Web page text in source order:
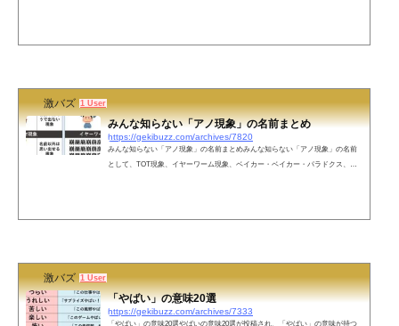
激バズ 1 User
みんな知らない「アノ現象」の名前まとめ
https://gekibuzz.com/archives/7820
みんな知らない「アノ現象」の名前まとめみんな知らない「アノ現象」の名前
として、TOT現象、イヤーワーム現象、ベイカー・ベイカー・パラドクス、ゲ
激バズ 1 User
「やばい」の意味20選
https://gekibuzz.com/archives/7333
「やばい」の意味20選やばいの意味20選が投稿され、「やばい」の意味が持つ